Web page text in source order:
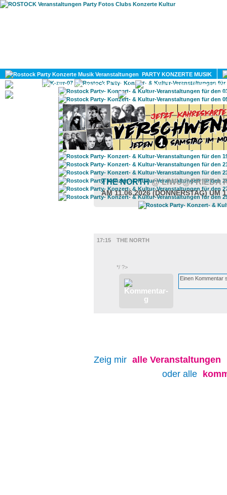
PARTY KONZERTE MUSIK
KULTUR
GAY
THE NORTH@ LIWU@FRIEDA
AM 11.06.2026 (DONNERSTAG) UM
17:15
THE NORTH
*/ ?>
Zeig mir alle Veranstaltungen
oder alle